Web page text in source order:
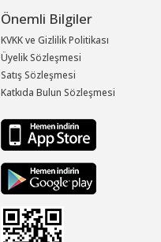
Önemli Bilgiler
KVKK ve Gizlilik Politikası
Üyelik Sözleşmesi
Satış Sözleşmesi
Katkıda Bulun Sözleşmesi